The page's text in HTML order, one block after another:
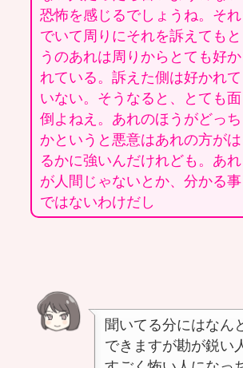
恐怖を感じるでしょうね。それ
でいて周りにそれを訴えてもと
うのあれは周りからとても好か
れている。訴えた側は好かれて
いない。そうなると、とても面
倒よねえ。あれのほうがどっち
かというと悪意はあれの方がは
るかに強いんだけれども。あれ
が人間じゃないとか、分かる事
ではないわけだし
聞いてる分にはなん
できますが勘が鋭い